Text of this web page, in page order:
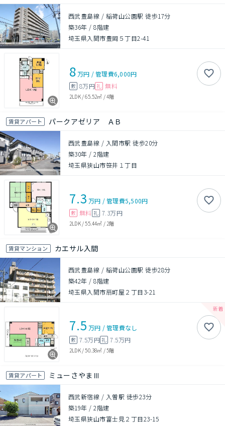
西武豊島線 / 稲荷山公園駅 徒歩17分
築36年 /8階建
埼玉県入間市豊岡５丁目2-41
8万円 /管理費6,000円
敷 8万円 礼 無料
2LDK/65.52㎡ /4階
賃貸アパート パークアゼリア ＡＢ
西武豊島線 / 入間市駅 徒歩20分
築30年 /2階建
埼玉県狭山市笹井１丁目
7.3 万円 /管理費5,500円
敷 無料 礼 7.3万円
2LDK/55.44㎡ / 2階
賃貸マンション カエサル入間
西武豊島線 / 稲荷山公園駅 徒歩28分
築42年 /8階建
埼玉県入間市扇町屋２丁目3-21
7.5 万円 /管理費なし
敷 7.5万円礼 7.5万円
2LDK/50.38㎡ /5階
賃貸アパート ミューさやまⅢ
西武新宿線 / 入曽駅 徒歩23分
築19年 /2階建
埼玉県狭山市富士見２丁目23-15